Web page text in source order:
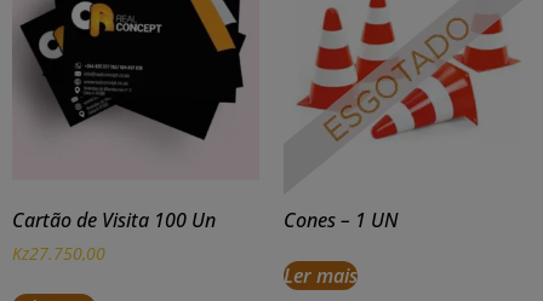
Cartão de Visita 100 Un
Kz27.750,00
Cones – 1 UN
Ler mais